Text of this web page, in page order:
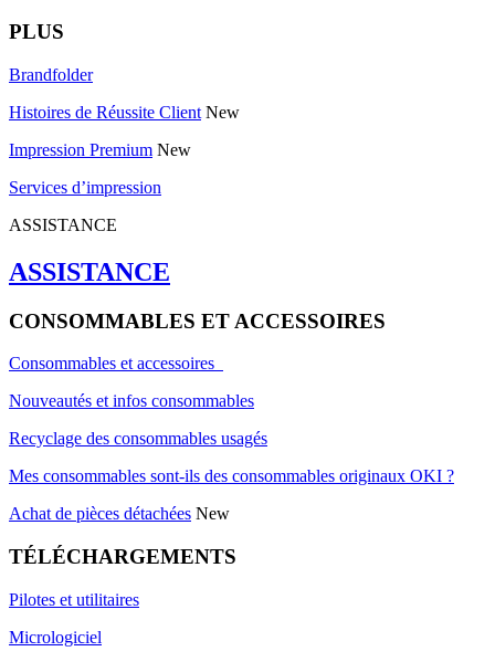
PLUS
Brandfolder
Histoires de Réussite Client New
Impression Premium New
Services d’impression
ASSISTANCE
ASSISTANCE
CONSOMMABLES ET ACCESSOIRES
Consommables et accessoires
Nouveautés et infos consommables
Recyclage des consommables usagés
Mes consommables sont-ils des consommables originaux OKI ?
Achat de pièces détachées New
TÉLÉCHARGEMENTS
Pilotes et utilitaires
Micrologiciel